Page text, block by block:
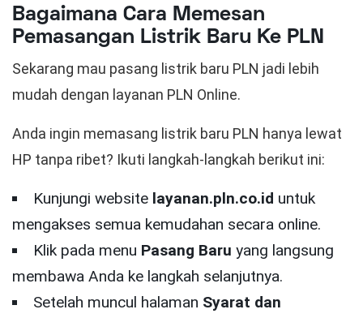
Bagaimana Cara Memesan
Pemasangan Listrik Baru Ke PLN
Sekarang mau pasang listrik baru PLN jadi lebih
mudah dengan layanan PLN Online.
Anda ingin memasang listrik baru PLN hanya lewat
HP tanpa ribet? Ikuti langkah-langkah berikut ini:
Kunjungi website layanan.pln.co.id untuk
mengakses semua kemudahan secara online.
Klik pada menu Pasang Baru yang langsung
membawa Anda ke langkah selanjutnya.
Setelah muncul halaman Syarat dan